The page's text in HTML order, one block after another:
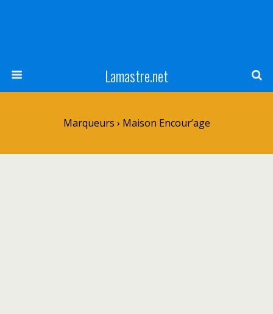
Lamastre.net
Marqueurs › Maison Encour’age